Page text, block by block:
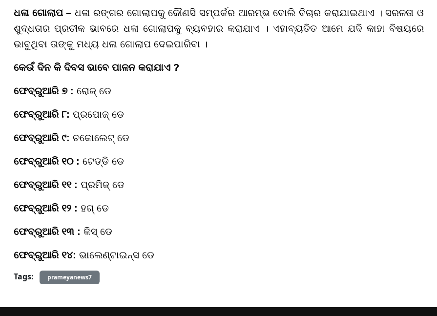
ଧଳା ଗୋଲାପ – ଧଳା ରଙ୍ଗର ଗୋଲାପକୁ କୌଣସି ସମ୍ପର୍କର ଆରମ୍ଭ ବୋଲି ବିଚାର କରାଯାଇଥାଏ । ସରଳତା ଓ
ଶୁଦ୍ଧତାର ପ୍ରତୀକ ଭାବରେ ଧଳା ଗୋଲାପକୁ ବ୍ୟବହାର କରାଯାଏ । ଏହାବ୍ୟତିତ ଆମେ ଯଦି କାହା ବିଷୟରେ
ଭାବୁଥିବା ତାଙ୍କୁ ମଧ୍ୟ ଧଳା ଗୋଲାପ ଦେଇପାରିବା ।
କେଉଁ ଦିନ କି ଦିବସ ଭାବେ ପାଳନ କରାଯାଏ ?
ଫେବ୍ରୁଆରି ୭ : ରୋଜ୍ ଡେ
ଫେବ୍ରୁଆରି ୮: ପ୍ରପୋଜ୍ ଡେ
ଫେବ୍ରୁଆରି ୯: ଚକୋଲେଟ୍ ଡେ
ଫେବ୍ରୁଆରି ୧୦ : ଟେଡ୍ଡି ଡେ
ଫେବ୍ରୁଆରି ୧୧ : ପ୍ରମିଜ୍ ଡେ
ଫେବ୍ରୁଆରି ୧୨ : ହଗ୍ ଡେ
ଫେବ୍ରୁଆରି ୧୩ : କିସ୍ ଡେ
ଫେବ୍ରୁଆରି ୧୪: ଭାଲେଣ୍ଟାଇନ୍ସ ଡେ
Tags:
prameyanews7